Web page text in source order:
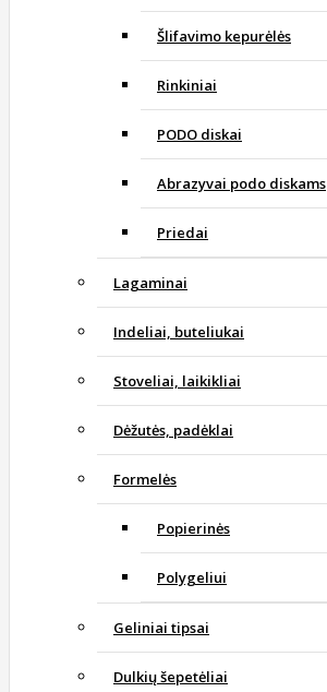
Šlifavimo kepurėlės
Rinkiniai
PODO diskai
Abrazyvai podo diskams
Priedai
Lagaminai
Indeliai, buteliukai
Stoveliai, laikikliai
Dėžutės, padėklai
Formelės
Popierinės
Polygeliui
Geliniai tipsai
Dulkių šepetėliai